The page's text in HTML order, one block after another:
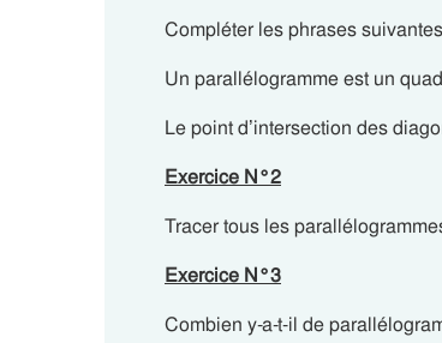
Compléter les phrases
Un parallélogramme est un
Le point d’intersection des
Exercice N°2
Tracer tous les
Exercice N°3
Combien y-a-t-il de